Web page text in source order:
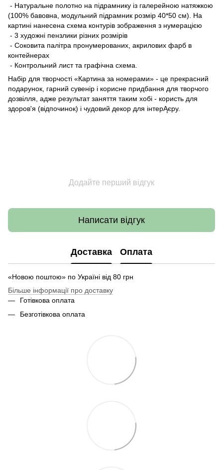
- Натуральне полотно на підрамнику із галерейною натяжкою
(100% бавовна, модульний підрамник розмір 40*50 см). На
картині нанесена схема контурів зображення з нумерацією
- 3 художні пензлики різних розмірів
- Соковита палітра пронумерованих, акрилових фарб в
контейнерах
- Контрольний лист та графічна схема.
Набір для творчості «Картина за номерами» - це прекрасний
подарунок, гарний сувенір і корисне придбання для творчого
дозвілля, адже результат заняття таким хобі - користь для
здоров'я (відпочинок) і чудовий декор для інтерĄєру.
Додайте перший відгук
Написати відгук
Доставка Оплата
«Новою поштою» по Україні від 80 грн
Більше інформації про доставку
Готівкова оплата
Безготівкова оплата